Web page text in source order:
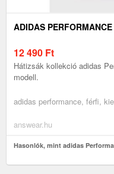
ADIDAS
12 490 Ft
Hátizsák kollekció adidas
modell.
adidas performance, férfi,
answear.hu
Hasonlók, mint adidas